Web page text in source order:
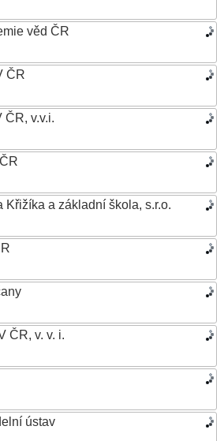
věd ČR
ČR
ČR, v.v.i.
Křižíka a základní škola, s.r.o.
ČR, v. v. i.
ústav